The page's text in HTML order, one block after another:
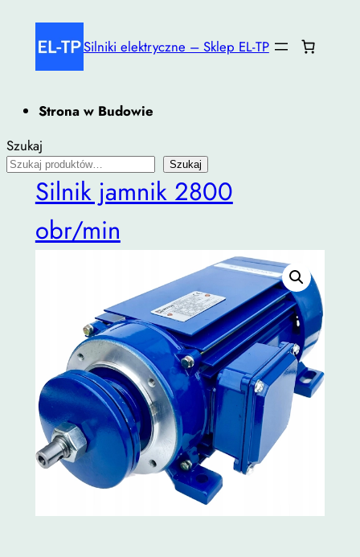
Silniki elektryczne – Sklep EL-TP
Strona w Budowie
Szukaj
Szukaj
Silnik jamnik 2800
obr/min